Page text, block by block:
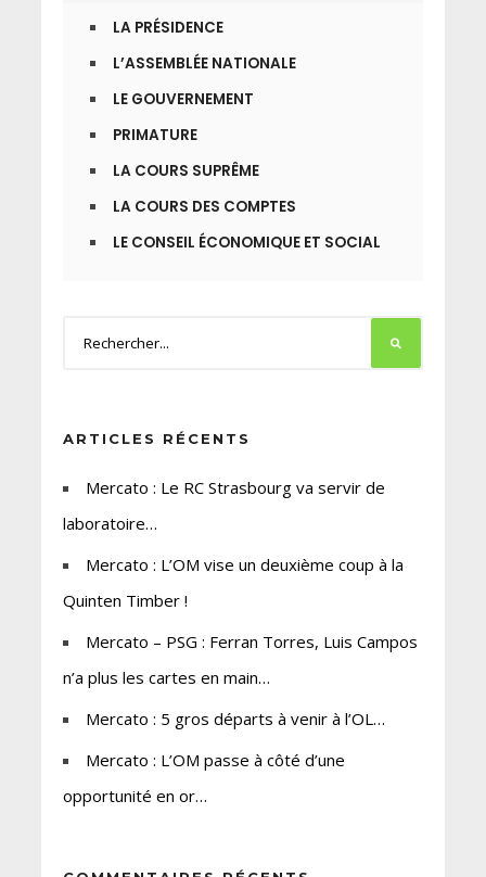
LA PRÉSIDENCE
L’ASSEMBLÉE NATIONALE
LE GOUVERNEMENT
PRIMATURE
LA COURS SUPRÊME
LA COURS DES COMPTES
LE CONSEIL ÉCONOMIQUE ET SOCIAL
ARTICLES RÉCENTS
Mercato : Le RC Strasbourg va servir de
laboratoire…
Mercato : L’OM vise un deuxième coup à la
Quinten Timber !
Mercato – PSG : Ferran Torres, Luis Campos
n’a plus les cartes en main…
Mercato : 5 gros départs à venir à l’OL…
Mercato : L’OM passe à côté d’une
opportunité en or…